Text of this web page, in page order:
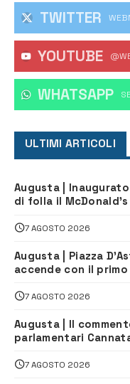
TWITTER
YOUTUBE
WHATSAPP
ULTIMI ARTICOLI
Augusta |
di folla il
7 AGOSTO 2026
Augusta | Piazza
accende con il
7 AGOSTO 2026
Augusta | Il
parlamentari
depuratore
7 AGOSTO 2026